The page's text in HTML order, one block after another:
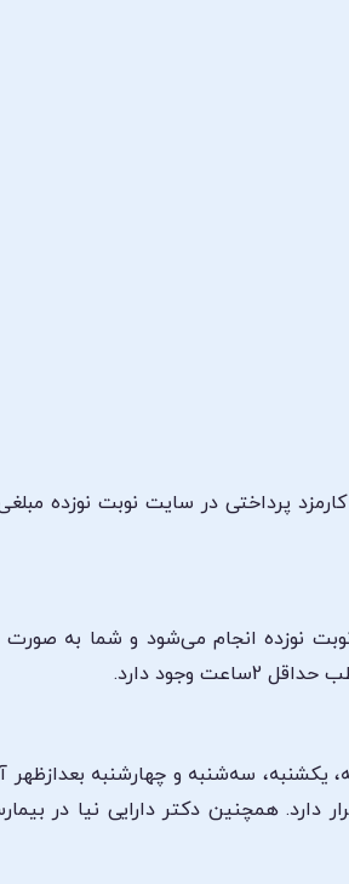
پرداختی در سایت نوبت نوزده
نوبت نوزده انجام می‌شود و شما به
وجود دارد.
یکشنبه، سه‌شنبه و چهارشنبه
دارد. همچنین دکتر دارایی نیا